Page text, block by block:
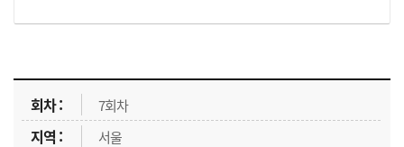
교육신청 목록을 나타낸 표로 회차, 지역, 접수기간, 교육기간, 교육장소, 신청인원/모집인원, 상태로 나뉘어 설명합니다.
7회차
서울